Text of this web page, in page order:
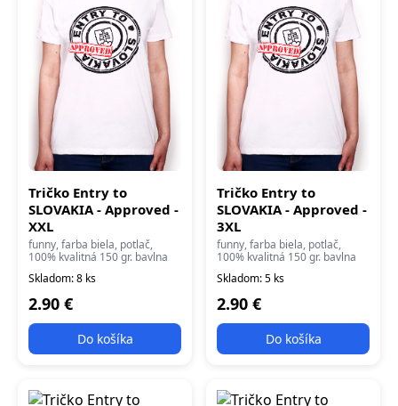
Tričko Entry to
SLOVAKIA - Approved -
XXL
funny, farba biela, potlač,
100% kvalitná 150 gr. bavlna
Skladom: 8 ks
2.90 €
Do košíka
Tričko Entry to
SLOVAKIA - Approved -
3XL
funny, farba biela, potlač,
100% kvalitná 150 gr. bavlna
Skladom: 5 ks
2.90 €
Do košíka